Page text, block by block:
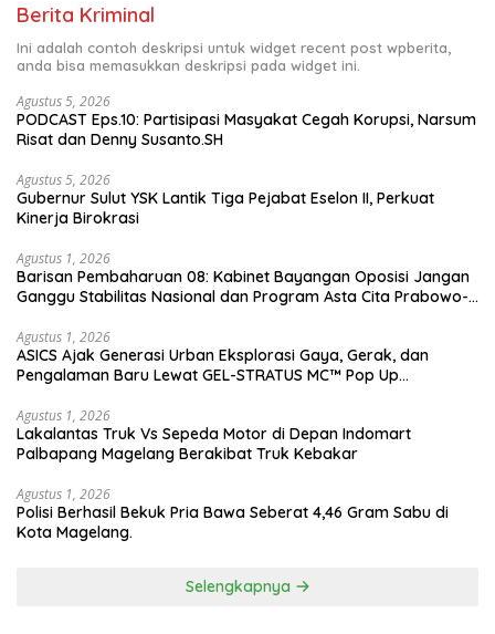
Berita Kriminal
Ini adalah contoh deskripsi untuk widget recent post wpberita,
anda bisa memasukkan deskripsi pada widget ini.
Agustus 5, 2026
PODCAST Eps.10: Partisipasi Masyakat Cegah Korupsi, Narsum
Risat dan Denny Susanto.SH
Agustus 5, 2026
Gubernur Sulut YSK Lantik Tiga Pejabat Eselon II, Perkuat
Kinerja Birokrasi
Agustus 1, 2026
Barisan Pembaharuan 08: Kabinet Bayangan Oposisi Jangan
Ganggu Stabilitas Nasional dan Program Asta Cita Prabowo-
Agustus 1, 2026
ASICS Ajak Generasi Urban Eksplorasi Gaya, Gerak, dan
Pengalaman Baru Lewat GEL-STRATUS MC™ Pop Up
Agustus 1, 2026
Lakalantas Truk Vs Sepeda Motor di Depan Indomart
Palbapang Magelang Berakibat Truk Kebakar
Agustus 1, 2026
Polisi Berhasil Bekuk Pria Bawa Seberat 4,46 Gram Sabu di
Kota Magelang.
Selengkapnya